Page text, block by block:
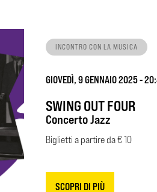
INCONTRO CON LA MUSICA
GIOVEDÌ, 9 GENNAIO 2025 -
SWING OUT FOUR
Concerto Jazz
Biglietti a partire da € 10
SCOPRI DI PIÙ